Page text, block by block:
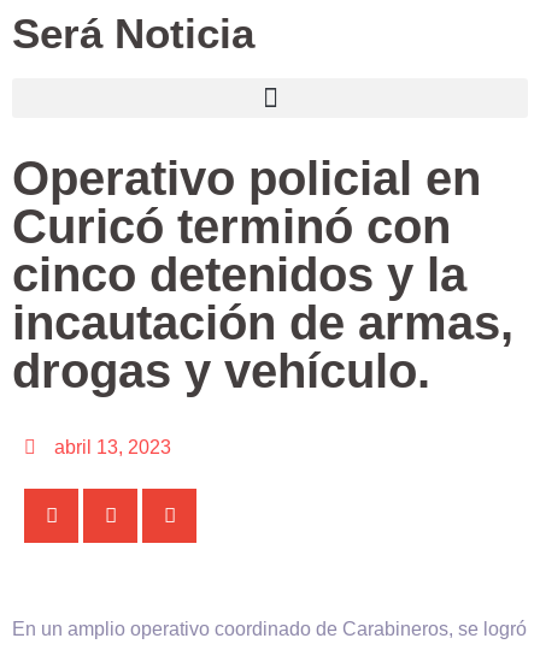
Será Noticia
Operativo policial en
Curicó terminó con
cinco detenidos y la
incautación de armas,
drogas y vehículo.
abril 13, 2023
En un amplio operativo coordinado de Carabineros, se logró